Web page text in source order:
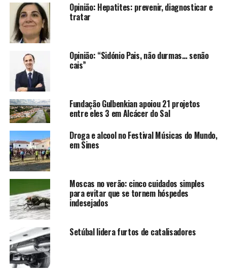
Opinião: Hepatites: prevenir, diagnosticar e
tratar
Opinião: “Sidónio Pais, não durmas… senão
cais”
Fundação Gulbenkian apoiou 21 projetos
entre eles 3 em Alcácer do Sal
Droga e alcool no Festival Músicas do Mundo,
em Sines
Moscas no verão: cinco cuidados simples
para evitar que se tornem hóspedes
indesejados
Setúbal lidera furtos de catalisadores